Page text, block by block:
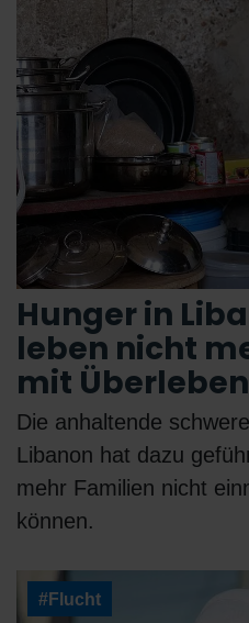
Hunger in
leben nicht
mit
Die anhaltende
Libanon hat dazu
mehr Familien nicht
können.
#Flucht